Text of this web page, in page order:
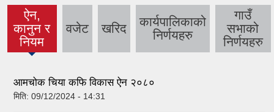
ऐन,
कानुन र
नियम
(active
tab)
वजेट खरिद
कार्यपालिकाको
निर्णयहरु
गाउँ
सभाको
निर्णयहरु
आमचोक चिया कफि विकास ऐन २०८०
मिति: 09/12/2024 - 14:31